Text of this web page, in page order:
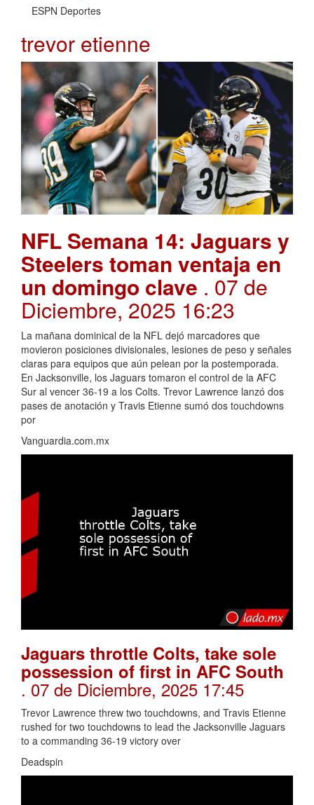
ESPN Deportes
trevor etienne
NFL Semana 14: Jaguars y
Steelers toman ventaja en
un domingo clave . 07 de
Diciembre, 2025 16:23
La mañana dominical de la NFL dejó marcadores que
movieron posiciones divisionales, lesiones de peso y señales
claras para equipos que aún pelean por la postemporada.
En Jacksonville, los Jaguars tomaron el control de la AFC
Sur al vencer 36-19 a los Colts. Trevor Lawrence lanzó dos
pases de anotación y Travis Etienne sumó dos touchdowns
por
Vanguardia.com.mx
Jaguars throttle Colts, take sole
possession of first in AFC South
. 07 de Diciembre, 2025 17:45
Trevor Lawrence threw two touchdowns, and Travis Etienne
rushed for two touchdowns to lead the Jacksonville Jaguars
to a commanding 36-19 victory over
Deadspin